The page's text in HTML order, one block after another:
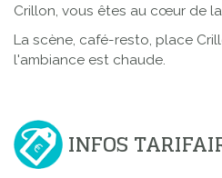
Crillon, vous êtes au cœur de
La scène, café-resto, place
l'ambiance est chaude.
INFOS